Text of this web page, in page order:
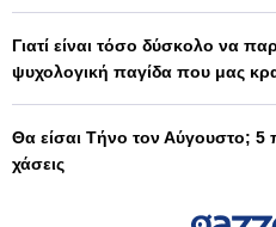
Γιατί είναι τόσο δύσκολο να
ψυχολογική παγίδα που μας
Θα είσαι Τήνο τον Αύγουστο; 5
χάσεις